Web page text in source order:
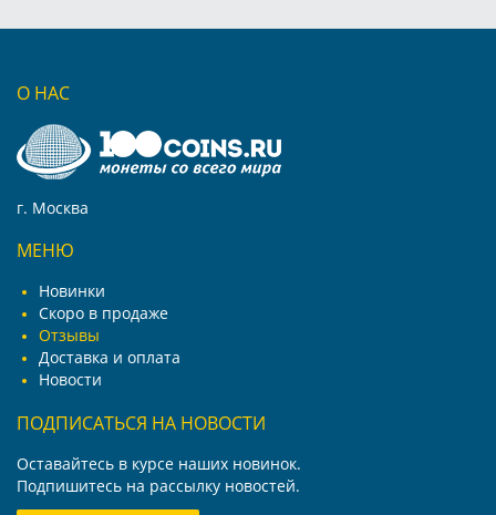
О НАС
г. Москва
МЕНЮ
Новинки
Скоро в продаже
Отзывы
Доставка и оплата
Новости
ПОДПИСАТЬСЯ НА НОВОСТИ
Оставайтесь в курсе наших новинок.
Подпишитесь на рассылку новостей.